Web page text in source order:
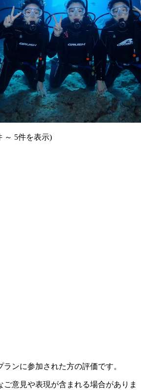
～ 5件を表示)
ンに参加された方の評価です。
意見や表現が含まれる場合がありま